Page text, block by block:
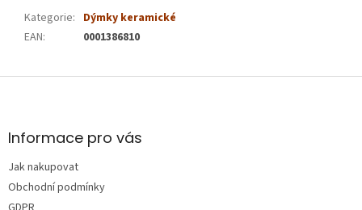
Kategorie: Dýmky keramické
EAN: 0001386810
Z
aInformace pro vás
Jak nakupovat
Obchodní podmínky